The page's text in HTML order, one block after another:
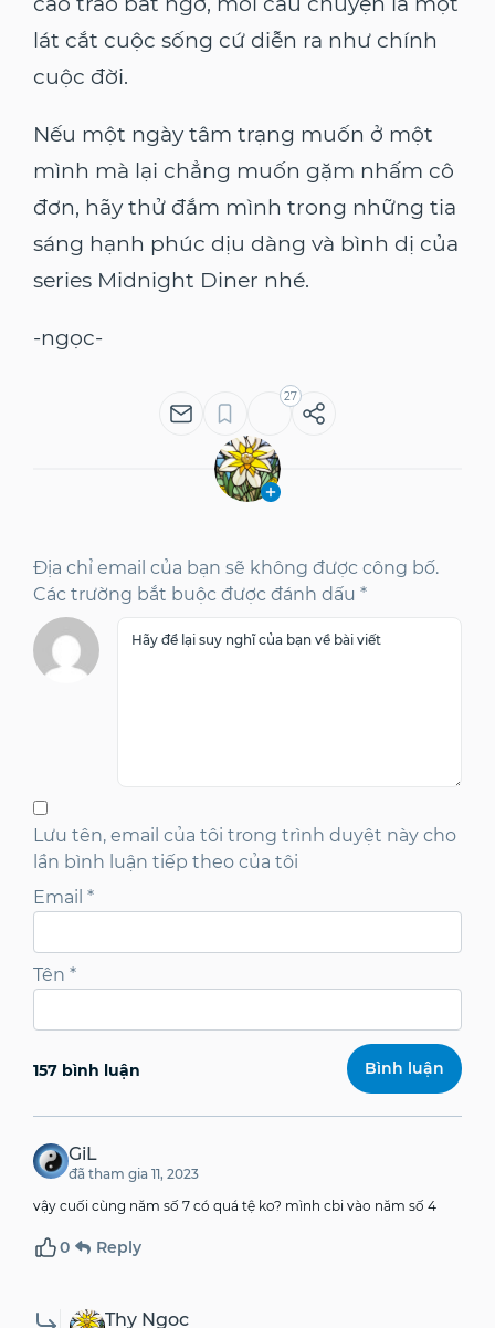
lát cắt cuộc sống cứ diễn ra như chính
cuộc đời.
Nếu một ngày tâm trạng muốn ở một
mình mà lại chẳng muốn gặm nhấm cô
đơn, hãy thử đắm mình trong những tia
sáng hạnh phúc dịu dàng và bình dị của
series Midnight Diner nhé.
-ngọc-
27
Địa chỉ email của bạn sẽ không được công bố.
Các trường bắt buộc được đánh dấu *
Lưu tên, email của tôi trong trình duyệt này cho
lần bình luận tiếp theo của tôi
Email *
Tên *
157 bình luận
GiL
đã tham gia 11, 2023
vậy cuối cùng năm số 7 có quá tệ ko? mình cbi vào năm số 4
0 Reply
Thy Ngoc